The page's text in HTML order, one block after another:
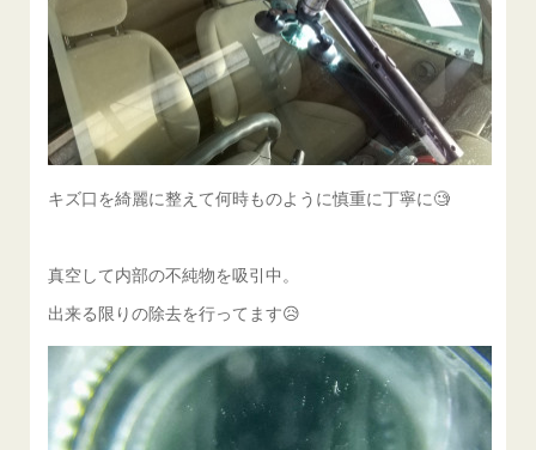
キズ口を綺麗に整えて何時ものように慎重に丁寧に🧐
真空して内部の不純物を吸引中。
出来る限りの除去を行ってます😥